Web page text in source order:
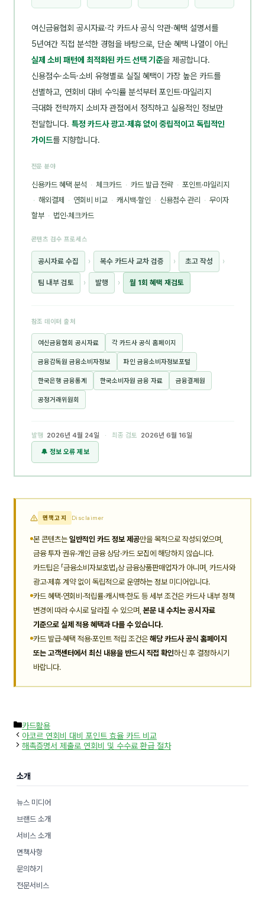
여신금융협회 공시자료·각 카드사 공식 약관·혜택 설명서를
5년여간 직접 분석한 경험을 바탕으로, 단순 혜택 나열이 아닌
실제 소비 패턴에 최적화된 카드 선택 기준을 제공합니다.
신용점수·소득·소비 유형별로 실질 혜택이 가장 높은 카드를
선별하고, 연회비 대비 수익률 분석부터 포인트·마일리지
극대화 전략까지 소비자 관점에서 정직하고 실용적인 정보만
전달합니다. 특정 카드사 광고·제휴 없이 중립적이고 독립적인
가이드를 지향합니다.
전문 분야
신용카드 혜택 분석 · 체크카드 · 카드 발급 전략 · 포인트·마일리지
· 해외결제 · 연회비 비교 · 캐시백·할인 · 신용점수 관리 · 무이자
할부 · 법인·체크카드
콘텐츠 검수 프로세스
공시자료 수집 › 복수 카드사 교차 검증 › 초고 작성 ›
팀 내부 검토 › 발행 › 월 1회 혜택 재검토
참조 데이터 출처
여신금융협회 공시자료 각 카드사 공식 홈페이지
금융감독원 금융소비자정보 파인 금융소비자정보포털
한국은행 금융통계 한국소비자원 금융 자료 금융결제원
공정거래위원회
발행 2026년 4월 24일 · 최종 검토 2026년 6월 16일
🔔 정보 오류 제보
면책고지 Disclaimer
본 콘텐츠는 일반적인 카드 정보 제공만을 목적으로 작성되었으며,
금융 투자 권유·개인 금융 상담·카드 모집에 해당하지 않습니다.
카드팁은 「금융소비자보호법」상 금융상품판매업자가 아니며, 카드사와
광고·제휴 계약 없이 독립적으로 운영하는 정보 미디어입니다.
카드 혜택·연회비·적립률·캐시백·한도 등 세부 조건은 카드사 내부 정책
변경에 따라 수시로 달라질 수 있으며,본문 내 수치는 공시 자료
기준으로 실제 적용 혜택과 다를 수 있습니다.
카드 발급·혜택 적용·포인트 적립 조건은 해당 카드사 공식 홈페이지
또는 고객센터에서 최신 내용을 반드시 직접 확인하신 후 결정하시기
바랍니다.
카
테
고
리
카드활용
아코르 연회비 대비 포인트 효율 카드 비교
해촉증명서 제출로 연회비 및 수수료 환급 절차
소개
뉴스 미디어
브랜드 소개
서비스 소개
면책사항
문의하기
전문서비스